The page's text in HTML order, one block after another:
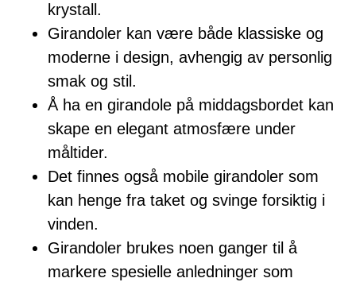
krystall.
Girandoler kan være både klassiske og
moderne i design, avhengig av personlig
smak og stil.
Å ha en girandole på middagsbordet kan
skape en elegant atmosfære under
måltider.
Det finnes også mobile girandoler som
kan henge fra taket og svinge forsiktig i
vinden.
Girandoler brukes noen ganger til å
markere spesielle anledninger som